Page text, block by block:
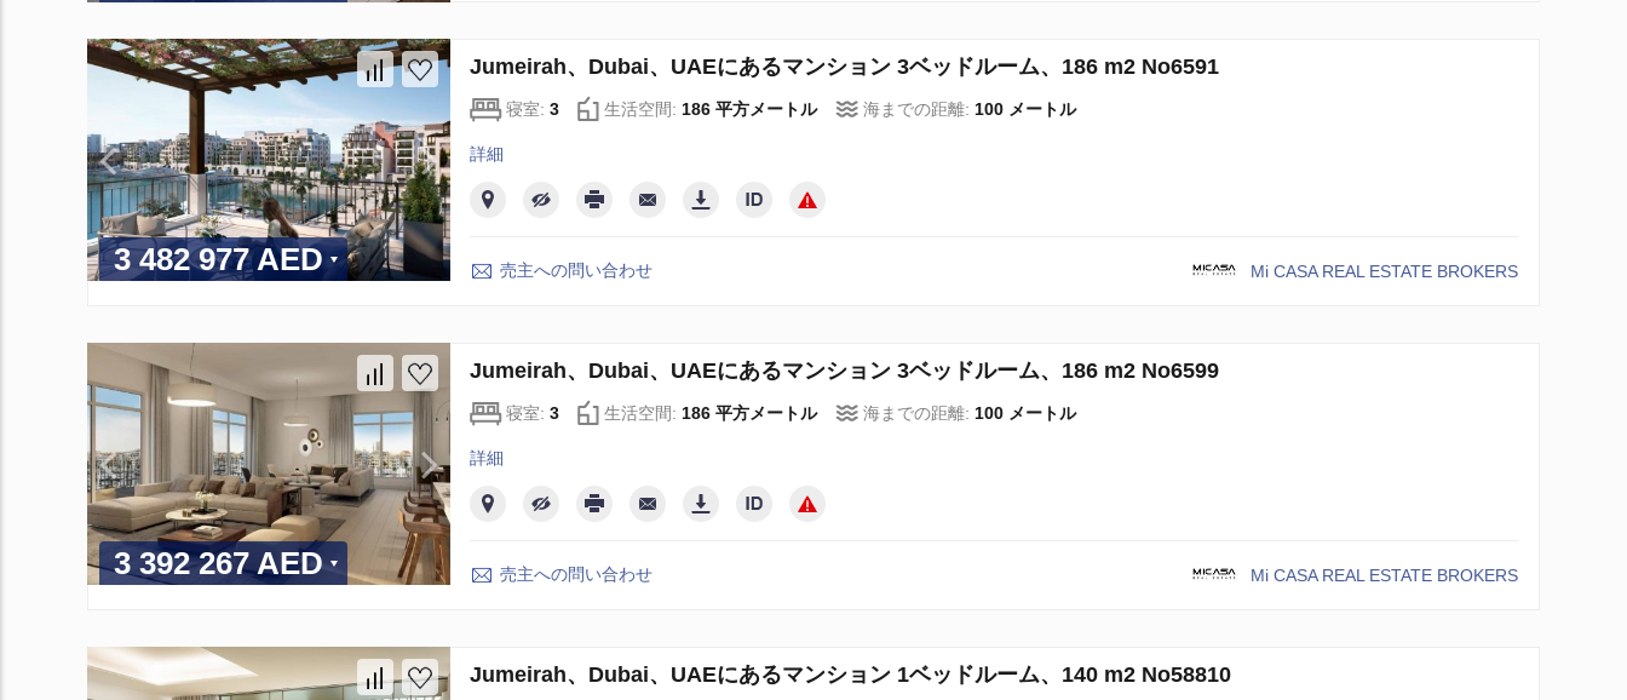
3 482 977 AED
Jumeirah、Dubai、UAEにあるマンション 3ベッドルーム、186 m2 No6591
寝室: 3 生活空間: 186 平方メートル 海までの距離: 100 メートル
詳細
売主への問い合わせ Mi CASA REAL ESTATE BROKERS
3 392 267 AED
Jumeirah、Dubai、UAEにあるマンション 3ベッドルーム、186 m2 No6599
寝室: 3 生活空間: 186 平方メートル 海までの距離: 100 メートル
詳細
売主への問い合わせ Mi CASA REAL ESTATE BROKERS
Jumeirah、Dubai、UAEにあるマンション 1ベッドルーム、140 m2 No58810